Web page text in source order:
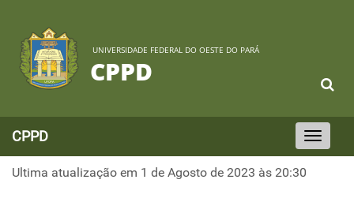
UNIVERSIDADE FEDERAL DO OESTE DO PARÁ
CPPD
Toggle
navigation
CPPD
Ultima atualização em 1 de Agosto de 2023 às 20:30